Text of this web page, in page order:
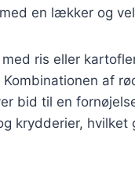
en lækker og
ris eller
af
bid til en
krydderier,